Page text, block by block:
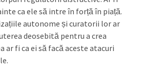
ca ele să intre în forță în piață.
autonome și curatorii lor ar
deosebită pentru a crea
ar fi ca ei să facă aceste atacuri